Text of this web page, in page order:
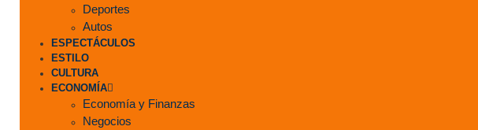
Deportes
Autos
ESPECTÁCULOS
ESTILO
CULTURA
ECONOMÍA
Economía y Finanzas
Negocios